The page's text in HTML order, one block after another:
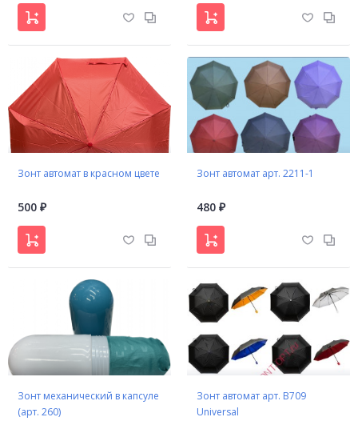
Зонт автомат в красном цвете
500 ₽
Зонт автомат арт. 2211-1
480 ₽
Зонт механический в капсуле
(арт. 260)
Зонт автомат арт. B709
Universal